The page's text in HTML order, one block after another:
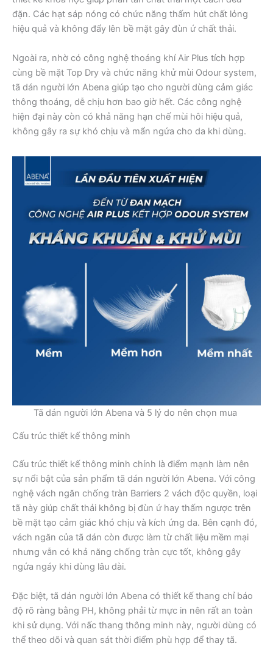
đặn. Các hạt sáp nóng có chức năng thấm hút chất lỏng
hiệu quả và không đẩy lên bề mặt gây đùn ứ chất thải.
Ngoài ra, nhờ có công nghệ thoáng khí Air Plus tích hợp
cùng bề mặt Top Dry và chức năng khử mùi Odour system,
tã dán người lớn Abena giúp tạo cho người dùng cảm giác
thông thoáng, dễ chịu hơn bao giờ hết. Các công nghệ
hiện đại này còn có khả năng hạn chế mùi hôi hiệu quả,
không gây ra sự khó chịu và mẩn ngứa cho da khi dùng.
Tã dán người lớn Abena và 5 lý do nên chọn mua
Cấu trúc thiết kế thông minh
Cấu trúc thiết kế thông minh chính là điểm mạnh làm nên
sự nổi bật của sản phẩm tã dán người lớn Abena. Với công
nghệ vách ngăn chống tràn Barriers 2 vách độc quyền, loại
tã này giúp chất thải không bị đùn ứ hay thấm ngược trên
bề mặt tạo cảm giác khó chịu và kích ứng da. Bên cạnh đó,
vách ngăn của tã dán còn được làm từ chất liệu mềm mại
nhưng vẫn có khả năng chống tràn cực tốt, không gây
ngứa ngáy khi dùng lâu dài.
Đặc biệt, tã dán người lớn Abena có thiết kế thang chỉ báo
độ rõ ràng bằng PH, không phải từ mực in nên rất an toàn
khi sử dụng. Với nấc thang thông minh này, người dùng có
thể theo dõi và quan sát thời điểm phù hợp để thay tã.